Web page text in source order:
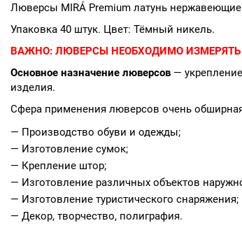
Люверсы MIRÁ Premium латунь
Упаковка 40 штук. Цвет: Тёмный никель.
ВАЖНО: ЛЮВЕРСЫ НЕОБХОДИМО
Основное назначение люверсов —
изделия.
Сфера применения люверсов очень
— Производство обуви и одежды;
— Изготовление сумок;
— Крепление штор;
— Изготовление различных объектов
— Изготовление туристического снаряжения;
— Декор, творчество, полиграфия.